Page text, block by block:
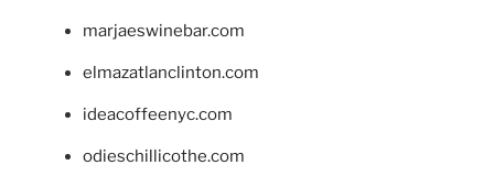
marjaeswinebar.com
elmazatlanclinton.com
ideacoffeenyc.com
odieschillicothe.com